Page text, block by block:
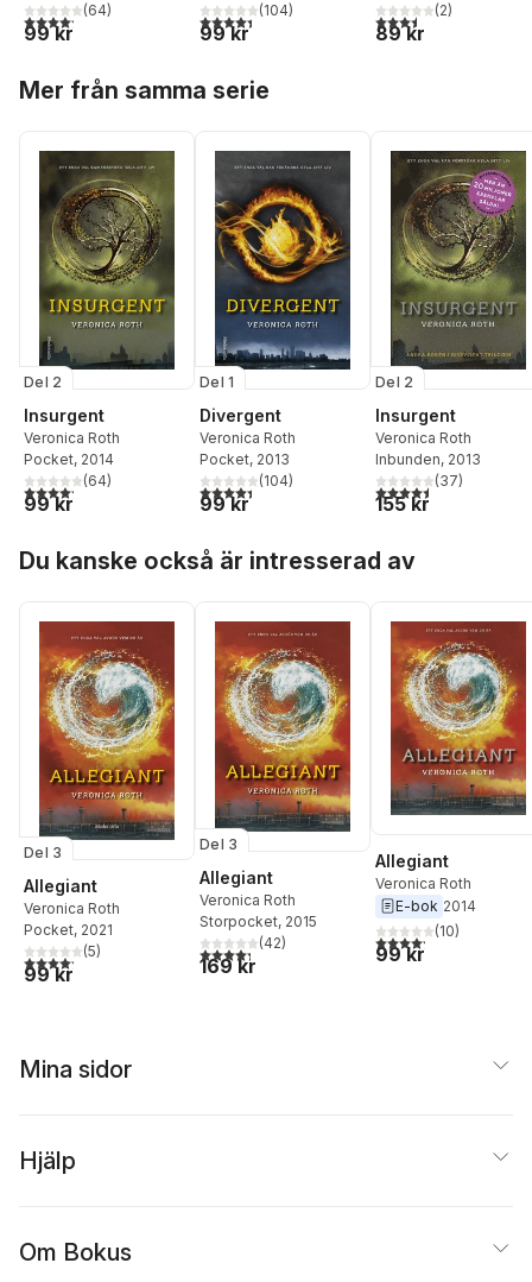
4,2utav 5 stjärnor. Totalt antal röster:
(64)
99 kr
4,4utav 5 stjärnor. Totalt antal röster:
(104)
99 kr
3,5utav 5 stjärnor.
(2)
89 kr
Mer från samma serie
Del 2
Insurgent
Veronica Roth
Pocket, 2014
4,2utav 5 stjärnor. Totalt antal röster:
(64)
99 kr
Del 1
Divergent
Veronica Roth
Pocket, 2013
4,4utav 5 stjärnor. Totalt antal röster:
(104)
99 kr
Del 2
Insurgent
Veronica Roth
Inbunden, 2013
4,5utav 5 stjärnor.
(37)
155 kr
Du kanske också är intresserad av
Del 3
Allegiant
Veronica Roth
Pocket, 2021
4,2utav 5 stjärnor. Totalt antal röster:
(5)
99 kr
Del 3
Allegiant
Veronica Roth
Storpocket, 2015
4,3utav 5 stjärnor. Totalt antal röster:
(42)
169 kr
Allegiant
Veronica Roth
E-bok 2014
4,2utav 5 stjärnor.
(10)
99 kr
Mina sidor
Hjälp
Om Bokus